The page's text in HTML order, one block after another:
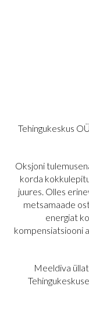
Tehingukeskus
Oksjoni
korda
juures. Olles
metsamaade
energiat
kompensiatsiooni
Meeldiva